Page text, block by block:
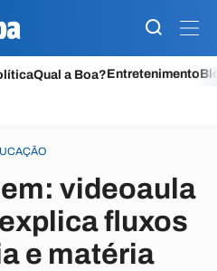
Qual a Boa?Entretenimento
videoaula
fluxos
e matéria